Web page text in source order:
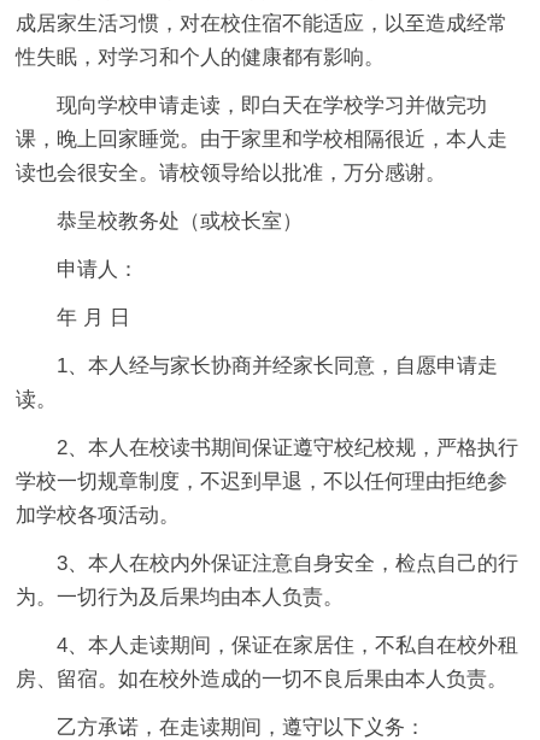
成居家生活习惯，对在校住宿不能适应，以至造成经常
性失眠，对学习和个人的健康都有影响。
现向学校申请走读，即白天在学校学习并做完功
课，晚上回家睡觉。由于家里和学校相隔很近，本人走
读也会很安全。请校领导给以批准，万分感谢。
恭呈校教务处（或校长室）
申请人：
年 月 日
1、本人经与家长协商并经家长同意，自愿申请走
读。
2、本人在校读书期间保证遵守校纪校规，严格执行
学校一切规章制度，不迟到早退，不以任何理由拒绝参
加学校各项活动。
3、本人在校内外保证注意自身安全，检点自己的行
为。一切行为及后果均由本人负责。
4、本人走读期间，保证在家居住，不私自在校外租
房、留宿。如在校外造成的一切不良后果由本人负责。
乙方承诺，在走读期间，遵守以下义务：